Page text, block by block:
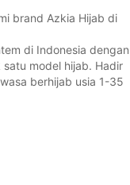
brand Azkia Hijab di
di Indonesia dengan
model hijab. Hadir
berhijab usia 1-35